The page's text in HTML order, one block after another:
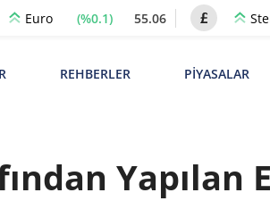
Euro (%0.1) 55.06
REHBERLER PİYASALAR
Yapılan